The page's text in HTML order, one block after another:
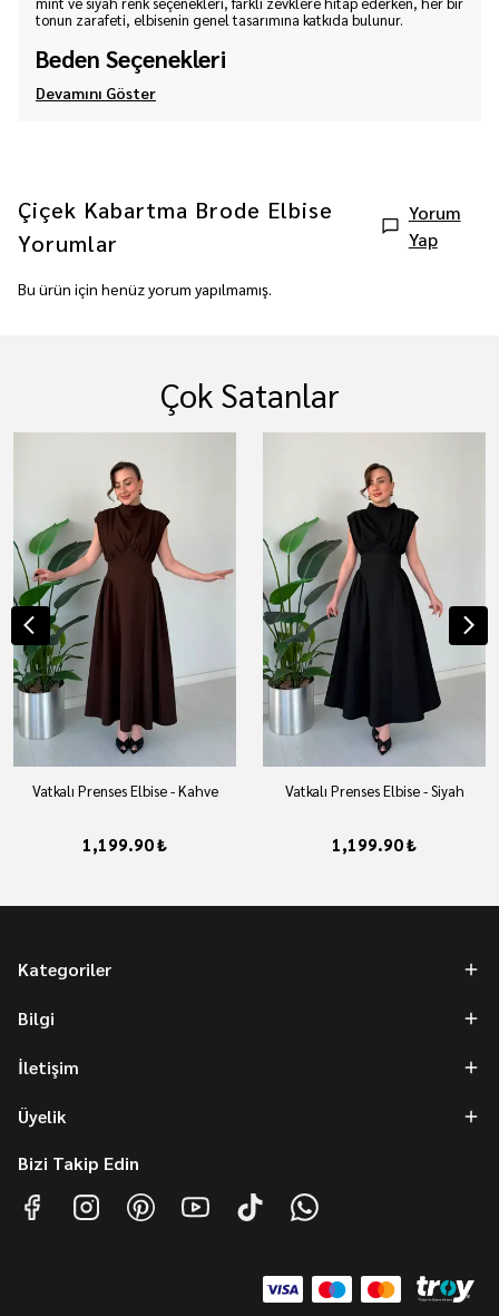
tonun zarafeti, elbisenin genel tasarımına katkıda bulunur.
Beden Seçenekleri
Devamını Göster
Çiçek Kabartma Brode Elbise
Yorumlar
Yorum
Yap
Bu ürün için henüz yorum yapılmamış.
Çok Satanlar
Vatkalı Prenses Elbise - Kahve
1,199.90 ₺
Vatkalı Prenses Elbise - Siyah
1,199.90 ₺
Kategoriler
Bilgi
İletişim
Üyelik
Bizi Takip Edin